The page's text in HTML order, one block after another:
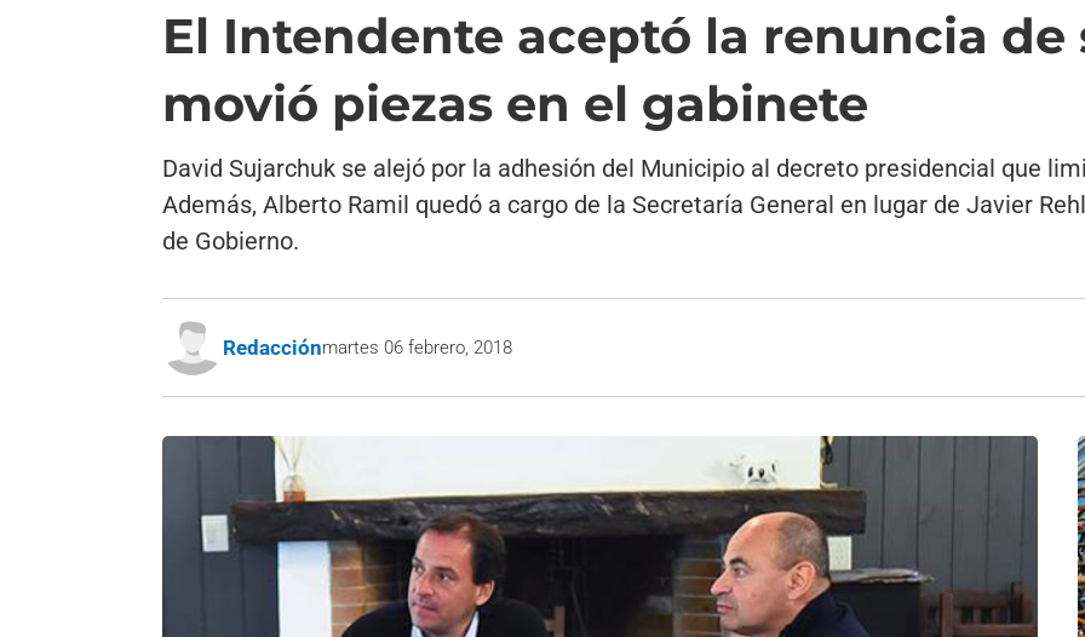
El Intendente aceptó la renuncia de
movió piezas en el gabinete
David Sujarchuk se alejó por la adhesión del Municipio al decreto presidencial que
Además, Alberto Ramil quedó a cargo de la Secretaría General en lugar de Javier
de Gobierno.
Redacciónmartes 06 febrero, 2018